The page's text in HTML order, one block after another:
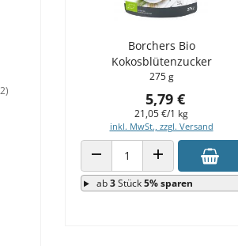
Borchers Bio
Kokosblütenzucker
275 g
5,79 €
21,05 €/1 kg
inkl. MwSt., zzgl. Versand
ANZAHL VERRINGERNANZAHL ERHÖHEN
ab3Stück5% sparen